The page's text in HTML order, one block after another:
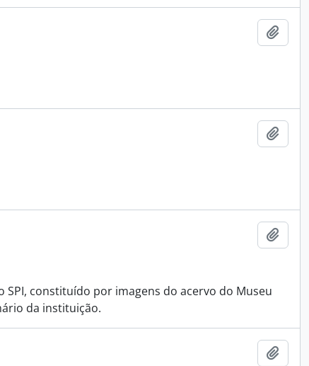
SPI, constituído por imagens do acervo do Museu
da instituição.